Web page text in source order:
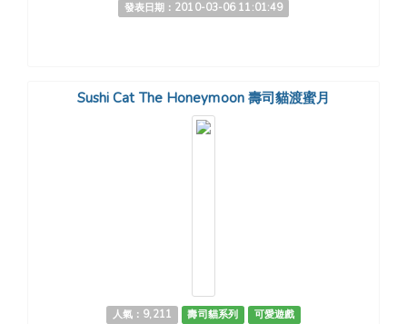
發表日期：2010-03-06 11:01:49
Sushi Cat The Honeymoon 壽司貓渡蜜月
人氣：9,211 壽司貓系列
可愛遊戲